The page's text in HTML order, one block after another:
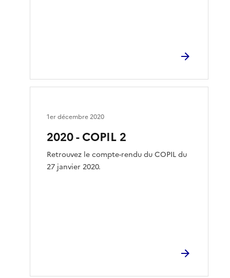
2020 - COPIL 2
Retrouvez le compte-rendu du COPIL du
27 janvier 2020.
1er décembre 2020